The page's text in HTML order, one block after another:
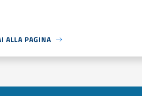
ALLA PAGINA